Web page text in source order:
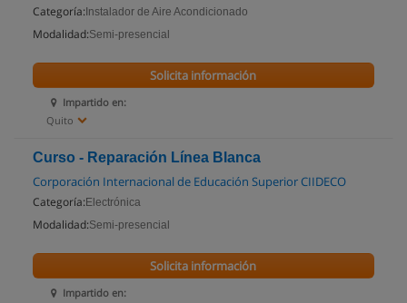
Categoría: Instalador de Aire Acondicionado
Modalidad:Semi-presencial
Impartido en:
Quito
Solicita información
Curso - Reparación Línea Blanca
Corporación Internacional de Educación Superior CIIDECO
Categoría: Electrónica
Modalidad:Semi-presencial
Impartido en:
Solicita información